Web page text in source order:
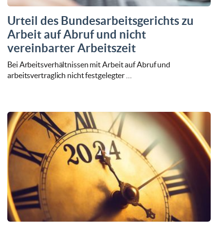
Urteil des Bundesarbeitsgerichts zu
Arbeit auf Abruf und nicht
vereinbarter Arbeitszeit
Bei Arbeitsverhältnissen mit Arbeit auf Abruf und
arbeitsvertraglich nicht festgelegter …